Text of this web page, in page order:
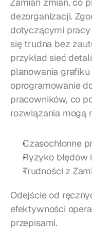
dezorganizacji.
dotyczącymi
się trudna bez
przykład sieć
planowania
oprogramowanie
pracowników, co
rozwiązania mogą
Czasochłonne
Ryzyko
Trudności z
Odejście od
efektywności
przepisami.